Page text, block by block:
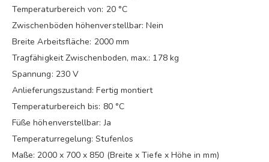
Temperaturbereich von: 20 °C
Zwischenböden höhenverstellbar: Nein
Breite Arbeitsfläche: 2000 mm
Tragfähigkeit Zwischenboden, max.: 178 kg
Spannung: 230 V
Anlieferungszustand: Fertig montiert
Temperaturbereich bis: 80 °C
Füße höhenverstellbar: Ja
Temperaturregelung: Stufenlos
Maße: 2000 x 700 x 850 (Breite x Tiefe x Höhe in mm)